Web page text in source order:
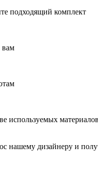
подходящий комплект
вам
используемых
нашему дизайнеру и